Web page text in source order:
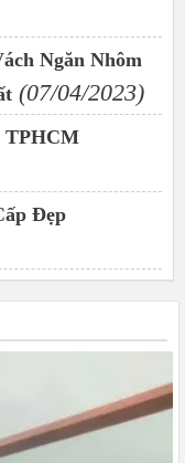
Ngăn Nhôm
(07/04/2023)
TPHCM
Đẹp